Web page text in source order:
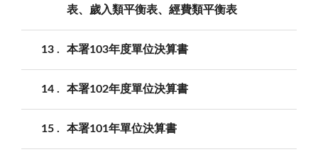
表、歲入類平衡表、經費類平衡表
13 本署103年度單位決算書
14 本署102年度單位決算書
15 本署101年單位決算書